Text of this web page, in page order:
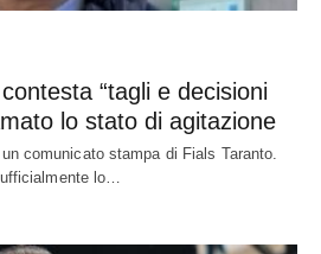
“tagli e decisioni
lo stato di agitazione
comunicato stampa di Fials Taranto.
lo…